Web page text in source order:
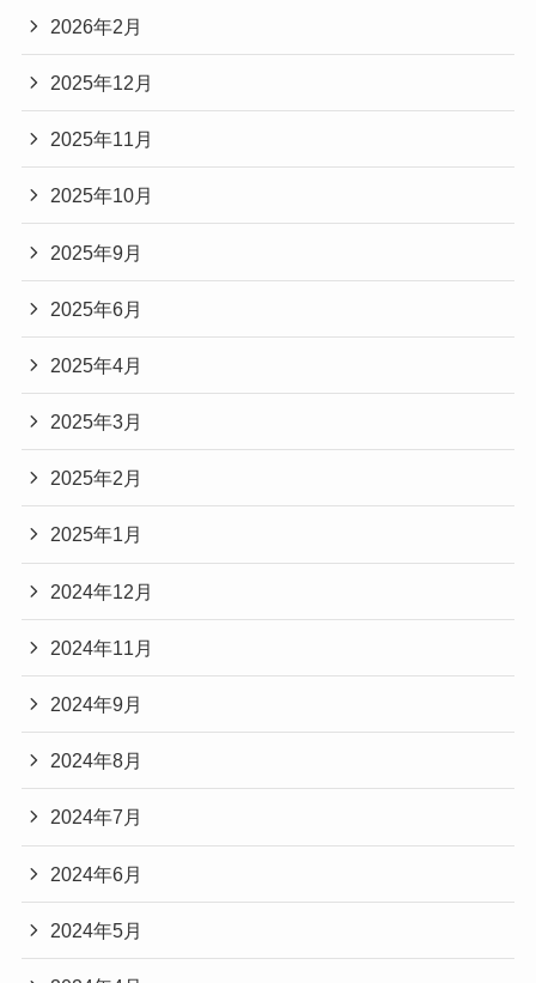
2026年2月
2025年12月
2025年11月
2025年10月
2025年9月
2025年6月
2025年4月
2025年3月
2025年2月
2025年1月
2024年12月
2024年11月
2024年9月
2024年8月
2024年7月
2024年6月
2024年5月